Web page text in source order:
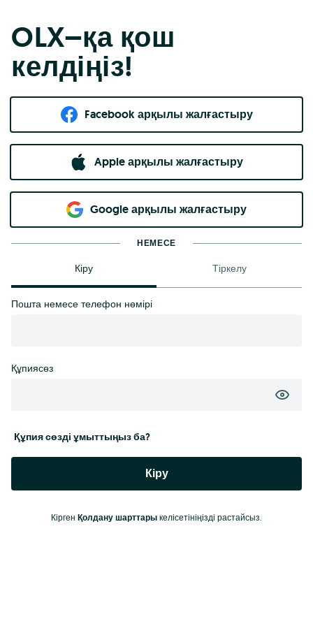
OLX–қа қош
келдіңіз!
Facebook арқылы жалғастыру
Apple арқылы жалғастыру
Google арқылы жалғастыру
НЕМЕСЕ
Кіру Тіркелу
Пошта немесе телефон нөмірі
Құпиясөз
Құпия сөзді ұмыттыңыз ба?
Кіру
Кірген Қолдану шарттары келісетініңізді растайсыз.